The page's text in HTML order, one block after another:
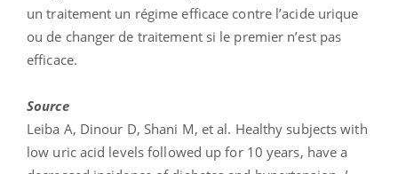
un traitement un régime efficace contre l’acide urique
ou de changer de traitement si le premier n’est pas
efficace.
Source
Leiba A, Dinour D, Shani M, et al. Healthy subjects with
low uric acid levels followed up for 10 years, have a